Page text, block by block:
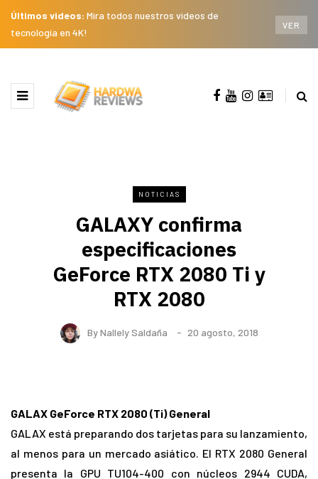
Últimos videos: Mira todos nuestros videos de
tecnología en 4K!
VER
NOTICIAS
GALAXY confirma
especificaciones
GeForce RTX 2080 Ti y
RTX 2080
ByNallely Saldaña 20 agosto, 2018
GALAX GeForce RTX 2080 (Ti) General
GALAX está preparando dos tarjetas para su lanzamiento,
al menos para un mercado asiático. El RTX 2080 General
presenta la GPU TU104-400 con núcleos 2944 CUDA,